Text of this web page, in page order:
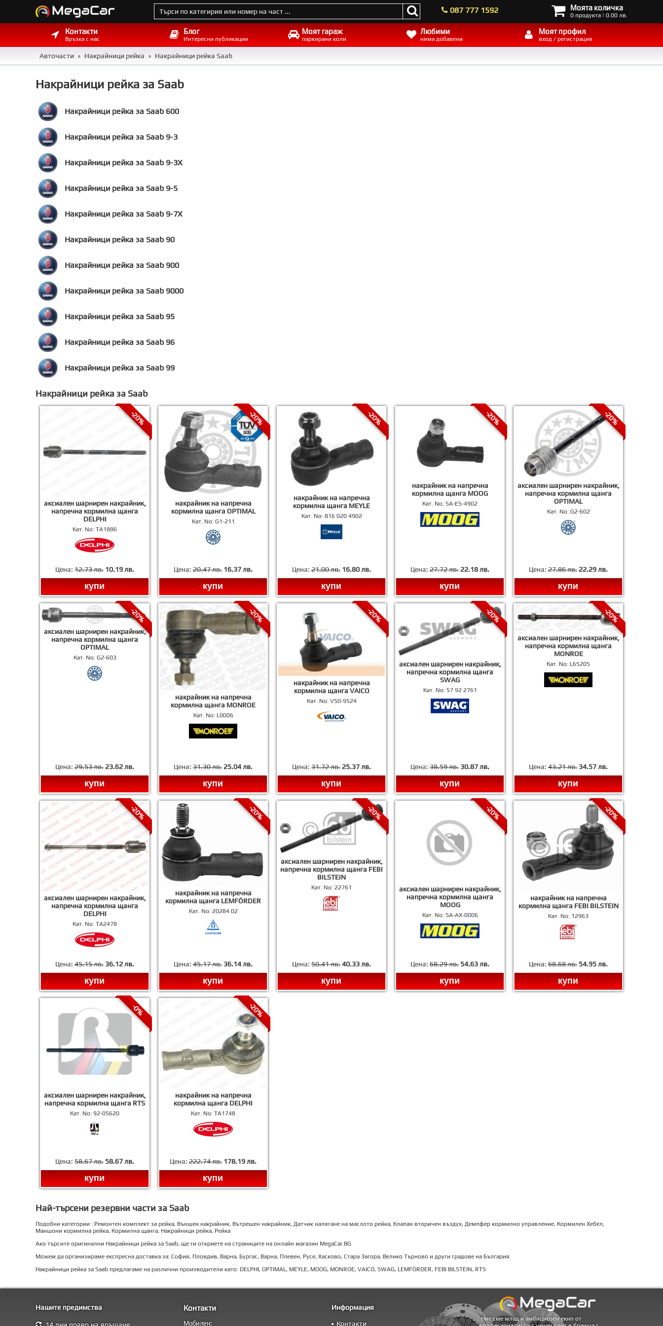
087 777 1592 Моята количка
0 продукта | 0.00 лв.
Моят профил
вход / регистрация
Любими
няма добавени
Моят гараж
паркирани коли
Блог
Интересни публикации
Контакти
Връзка с нас
Авточасти » Накрайници рейка » Накрайници рейка Saab
Накрайници рейка за Saab
Накрайници рейка за Saab 600
Накрайници рейка за Saab 9-3
Накрайници рейка за Saab 9-3X
Накрайници рейка за Saab 9-5
Накрайници рейка за Saab 9-7X
Накрайници рейка за Saab 90
Накрайници рейка за Saab 900
Накрайници рейка за Saab 9000
Накрайници рейка за Saab 95
Накрайници рейка за Saab 96
Накрайници рейка за Saab 99
Накрайници рейка за Saab
аксиален шарнирен накрайник,
напречна кормилна щанга
DELPHI
Кат. No: TA1886
-20%
Цена: 12.73 лв. 10.19 лв.
купи
накрайник на напречна
кормилна щанга OPTIMAL
Кат. No: G1-211
-20%
Цена: 20.47 лв. 16.37 лв.
купи
накрайник на напречна
кормилна щанга MEYLE
Кат. No: 816 020 4902
-20%
Цена: 21.00 лв. 16.80 лв.
купи
накрайник на напречна
кормилна щанга MOOG
Кат. No: SA-ES-4902
-20%
Цена: 27.72 лв. 22.18 лв.
купи
аксиален шарнирен накрайник,
напречна кормилна щанга
OPTIMAL
Кат. No: G2-602
-20%
Цена: 27.86 лв. 22.29 лв.
купи
аксиален шарнирен накрайник,
напречна кормилна щанга
OPTIMAL
Кат. No: G2-603
-20%
Цена: 29.53 лв. 23.62 лв.
купи
накрайник на напречна
кормилна щанга MONROE
Кат. No: L0006
-20%
Цена: 31.30 лв. 25.04 лв.
купи
накрайник на напречна
кормилна щанга VAICO
Кат. No: V50-9524
-20%
Цена: 31.72 лв. 25.37 лв.
купи
аксиален шарнирен накрайник,
напречна кормилна щанга
SWAG
Кат. No: 57 92 2761
-20%
Цена: 38.59 лв. 30.87 лв.
купи
аксиален шарнирен накрайник,
напречна кормилна щанга
MONROE
Кат. No: L65205
-20%
Цена: 43.21 лв. 34.57 лв.
купи
аксиален шарнирен накрайник,
напречна кормилна щанга
DELPHI
Кат. No: TA2478
-20%
Цена: 45.15 лв. 36.12 лв.
купи
накрайник на напречна
кормилна щанга LEMFÖRDER
Кат. No: 20284 02
-20%
Цена: 45.17 лв. 36.14 лв.
купи
аксиален шарнирен накрайник,
напречна кормилна щанга FEBI
BILSTEIN
Кат. No: 22761
-20%
Цена: 50.41 лв.40.33 лв.
купи
аксиален шарнирен накрайник,
напречна кормилна щанга
MOOG
Кат. No: SA-AX-0006
-20%
Цена: 68.29 лв. 54.63 лв.
купи
накрайник на напречна
кормилна щанга FEBI BILSTEIN
Кат. No: 12963
-20%
Цена: 68.68 лв. 54.95 лв.
купи
аксиален шарнирен накрайник,
напречна кормилна щанга RTS
Кат. No: 92-05620
-0%
Цена: 58.67 лв. 58.67 лв.
купи
накрайник на напречна
кормилна щанга DELPHI
Кат. No: TA1748
-20%
Цена: 222.74 лв. 178.19 лв.
купи
Най-търсени резервни части за Saab
Подобни категории : Ремонтен комплект за рейка, Външен накрайник, Вътрешен накрайник, Датчик налягане на маслото рейка, Клапан вторичен въздух, Демпфер кормилно управление, Кормилен Хебел,
Маншони кормилна рейка, Кормилна щанга, Накрайници рейка, Рейка
Ако търсите оригинални Накрайници рейка за Saab, ще ги откриете на страниците на онлайн магазин MegaCar.BG
Можем да организираме експресна доставка за: София, Пловдив, Варна, Бургас, Варна, Плевен, Русе, Хасково, Стара Загора, Велико Търново и други градове на България.
Накрайници рейка за Saab предлагаме на различни производители като: DELPHI, OPTIMAL, MEYLE, MOOG, MONROE, VAICO, SWAG, LEMFÖRDER, FEBI BILSTEIN, RTS
Нашите предимства
14 дни право на връщане
Контакти
Мобилен:
Информация
Контакти
Ние сме млад и амбициозен екип от